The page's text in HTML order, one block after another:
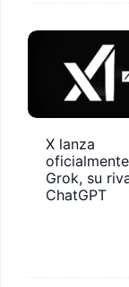
X lanza
oficialmente
Grok, su
ChatGPT